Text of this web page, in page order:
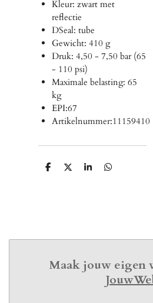
Kleur: zwart met
reflectie
DSeal: tube
Gewicht: 410 g
Druk: 4,50 - 7,50 bar (65
- 110 psi)
Maximale belasting: 65
kg
EPI:67
Artikelnummer:11159410
D
D
S
D
Maak jouw eigen